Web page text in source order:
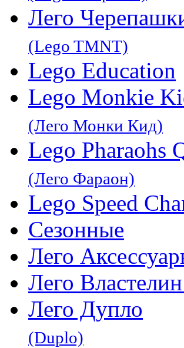
Лего
(Lego TMNT)
Lego Education
Lego Monkie
(Лего Монки Кид)
Lego Pharaohs
(Лего Фараон)
Lego Speed
Сезонные
Лего
Лего
Лего Дупло
(Duplo)